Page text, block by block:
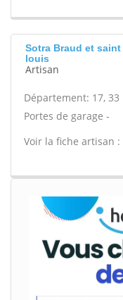
Sotra Braud et
louis
Artisan
Département: 17, 33
Portes de garage -
Voir la fiche artisan :